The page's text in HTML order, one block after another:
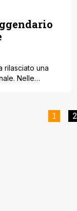
rilasciato una
Nelle
Amazon Prime1 2